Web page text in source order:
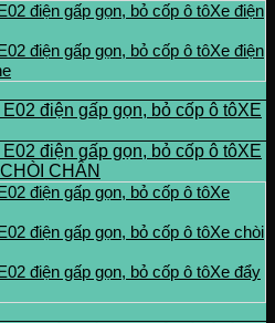
Xe điện
Xe điện
XE
XE
CHÂN
Xe
Xe chòi
Xe đẩy